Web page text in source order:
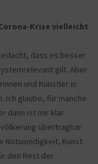
Krise vielleicht
dass es besser
gilt. Aber
und Künstler in
Ich glaube, für manche
dann ist mir klar
übertragbar
Notwendigkeit, Kunst
den Rest der